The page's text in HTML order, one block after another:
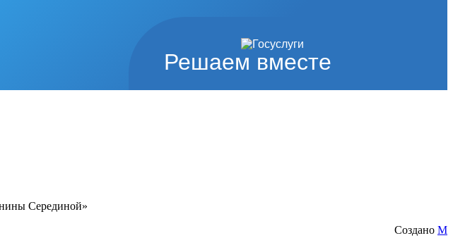
Решаем вместе
Серединой»
Создано M